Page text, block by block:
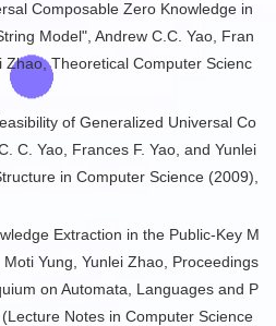
Composable Zero Knowledge in
Model ", Andrew C.C. Yao, Fran
Zhao, Theoretical Computer Scienc
of Generalized Universal Co
C. Yao, Frances F. Yao, and Yunlei
in Computer Science (2009),
Extraction in the Public-Key M
Moti Yung, Yunlei Zhao, Proceedings
on Automata, Languages and P
Notes in Computer Science